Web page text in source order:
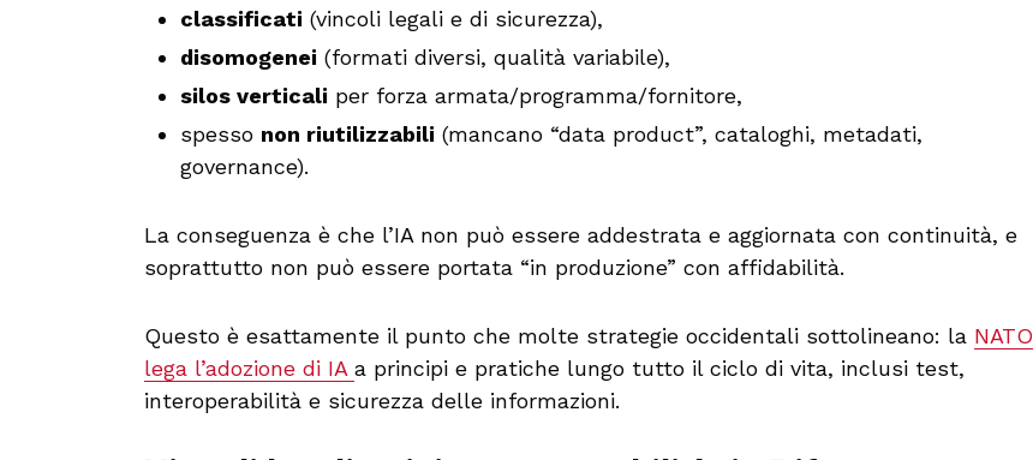
classificati (vincoli legali e di sicurezza),
disomogenei (formati diversi, qualità variabile),
silos verticali per forza armata/programma/fornitore,
spesso non riutilizzabili (mancano “data product”, cataloghi, metadati,
governance).
La conseguenza è che l’IA non può essere addestrata e aggiornata con continuità, e
soprattutto non può essere portata “in produzione” con affidabilità.
Questo è esattamente il punto che molte strategie occidentali sottolineano: la NATO
lega l’adozione di IA a principi e pratiche lungo tutto il ciclo di vita, inclusi test,
interoperabilità e sicurezza delle informazioni.